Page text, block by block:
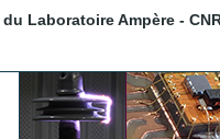
Laboratoire Ampère -